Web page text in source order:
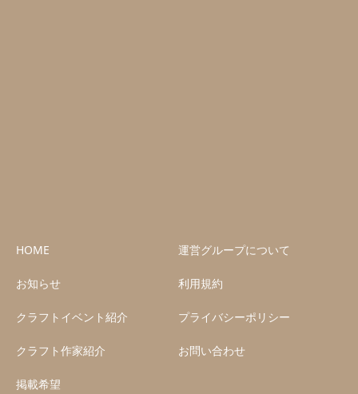
HOME
お知らせ
クラフトイベント紹介
クラフト作家紹介
掲載希望
運営グループについて
利用規約
プライバシーポリシー
お問い合わせ